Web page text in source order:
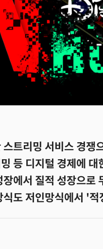
스트리밍 서비스 경쟁
등 디지털 경제에 대
장에서 질적 성장으로
식도 저인망식에서 '